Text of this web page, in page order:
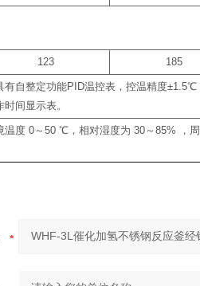
123 185
有自整定功能PID温控表，控温精度±1.5℃
时间显示表。
温度 0～50℃ ，相对湿度为 30～85% ，